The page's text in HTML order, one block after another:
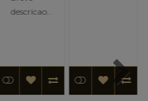
descricao..